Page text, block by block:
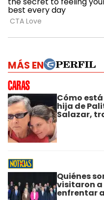
MÁS EN
Cómo
hija de
Salazar,
Quiénes
visitaron a
enfrentar